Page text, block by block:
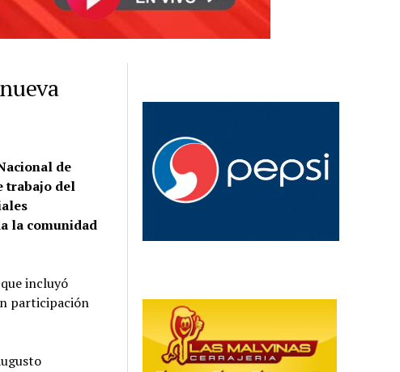
de
trabajo del
la comunidad
incluyó
participación